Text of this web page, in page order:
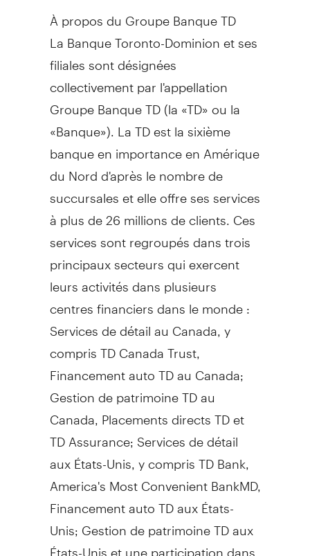
À propos du Groupe Banque TD
La Banque Toronto-Dominion et ses
filiales sont désignées
collectivement par l'appellation
Groupe Banque TD (la «TD» ou la
«Banque»). La TD est la sixième
banque en importance en Amérique
du Nord d'après le nombre de
succursales et elle offre ses services
à plus de 26 millions de clients. Ces
services sont regroupés dans trois
principaux secteurs qui exercent
leurs activités dans plusieurs
centres financiers dans le monde :
Services de détail au Canada , y
compris TD Canada Trust,
Financement auto TD au Canada;
Gestion depatrimoine TD au
Canada , Placements directs TD et
TD Assurance; Services de détail
aux États-Unis, y compris TD Bank,
America's Most Convenient BankMD,
Financement auto TD aux États-
Unis;Gestion depatrimoine TD aux
États-Unis et une participation dans